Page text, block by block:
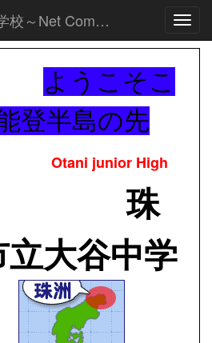
珠洲市立大谷中学校～Net Commons～
ようこそこ
登半島の先
Otani junior High
珠
立大谷中学